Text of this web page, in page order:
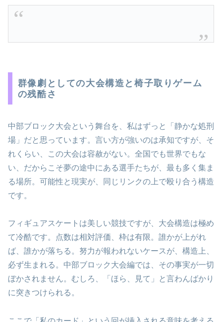
群像劇としての大会構造と椅子取りゲーム
の残酷さ
中部ブロック大会という舞台を、私はずっと「静かな処刑
場」だと思っています。言い方が強いのは承知ですが、そ
れくらい、この大会は容赦がない。全国でも世界でもな
い、だからこそ夢の途中にある選手たちが、最も多く集ま
る場所。可能性と現実が、同じリンクの上で殴り合う構造
です。
フィギュアスケートは美しい競技ですが、大会構造は極め
て冷酷です。点数は相対評価、枠は有限。誰かが上がれ
ば、誰かが落ちる。努力が報われないケースが、構造上、
必ず生まれる。中部ブロック大会編では、その事実が一切
ぼかされません。むしろ、「ほら、見て」と言わんばかり
に突きつけられる。